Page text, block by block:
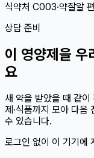
식약처 C003·약잘알
상담 준비
이 영양제 을 우
요
새 약을 받았을 때 같
제·식품까지 모아 다음
수 있습니다.
로그인 없이 이 기기에